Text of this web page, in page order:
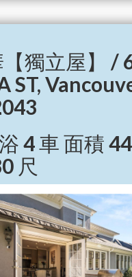
獨立屋】 /
ST,
4 車 面積
尺